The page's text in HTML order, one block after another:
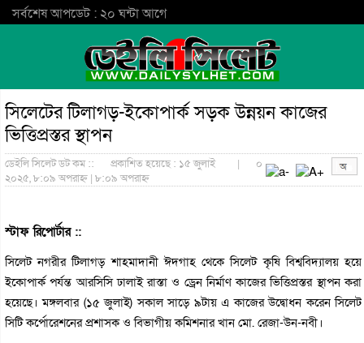
সর্বশেষ আপডেট : ২০ ঘন্টা আগে
সিলেটের টিলাগড়-ইকোপার্ক সড়ক উন্নয়ন কাজের
ভিত্তিপ্রস্তর স্থাপন
ডেইলি সিলেট ডট কম ::
প্রকাশিত হয়েছে : ১৫ জুলাই
২০২৫, ৮:০৯ অপরাহ্ন | ৮:০৯ অপরাহ্ন
| ০
স্টাফ রিপোর্টার ::
সিলেট নগরীর টিলাগড় শাহমাদানী ঈদগাহ থেকে সিলেট কৃষি বিশ্ববিদ্যালয় হয়ে
ইকোপার্ক পর্যন্ত আরসিসি ঢালাই রাস্তা ও ড্রেন নির্মাণ কাজের ভিত্তিপ্রস্তর স্থাপন করা
হয়েছে। মঙ্গলবার (১৫ জুলাই) সকাল সাড়ে ৯টায় এ কাজের উদ্বোধন করেন সিলেট
সিটি কর্পোরেশনের প্রশাসক ও বিভাগীয় কমিশনার খান মো. রেজা-উন-নবী।